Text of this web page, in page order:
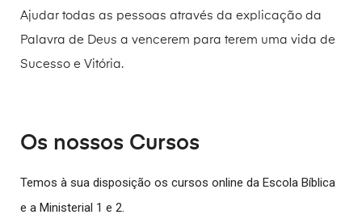
Ajudar todas as pessoas através da explicação da
Palavra de Deus a vencerem para terem uma vida de
Sucesso e Vitória.
Os nossos Cursos
Temos à sua disposição os cursos online da Escola Bíblica
e a Ministerial 1 e 2.